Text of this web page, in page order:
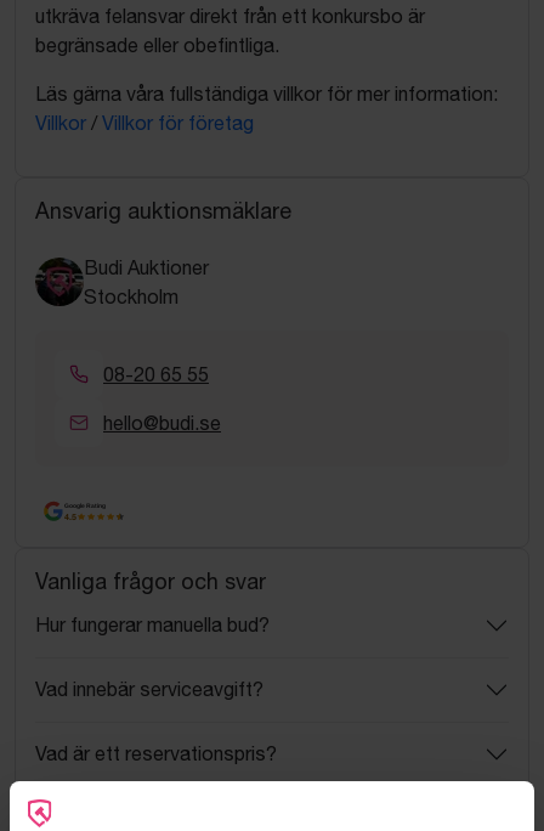
utkräva felansvar direkt från ett konkursbo är
begränsade eller obefintliga.
Läs gärna våra fullständiga villkor för mer information:
Villkor / Villkor för företag
Ansvarig auktionsmäklare
Budi Auktioner
Stockholm
08-20 65 55
hello@budi.se
Google Rating
4.5
Vanliga frågor och svar
Hur fungerar manuella bud?
Vad innebär serviceavgift?
Vad är ett reservationspris?
Hur fungerar maxbud?